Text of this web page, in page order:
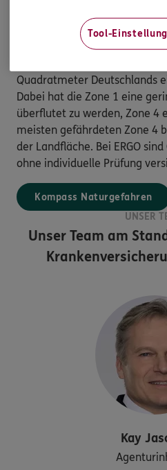
Zonierungssystem für
Quadratmeter Deutschlands
Dabei hat die Zone 1 eine
überflutet zu werden, Zone 4
meisten gefährdeten Zone 4
der Landfläche. Bei ERGO
ohne individuelle Prüfung
Kompass Naturgefahren
UNSER
Unser Team am
Kay
Tool-